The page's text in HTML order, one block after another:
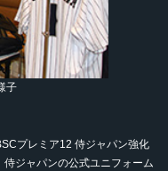
子
プレミア12 侍ジャパン強化
ジャパンの公式ユニフォーム